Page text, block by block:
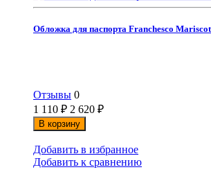
Обложка для паспорта Franchesco
Отзывы 0
1 110 ₽ 2 620 ₽
В корзину
Добавить в избранное
Добавить к сравнению